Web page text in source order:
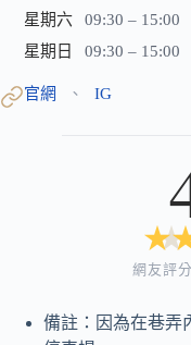
星期六
09:30 – 15:00
星期日
09:30 – 15:00
官網 、 IG
★
★
網友評
備註：因為在巷弄